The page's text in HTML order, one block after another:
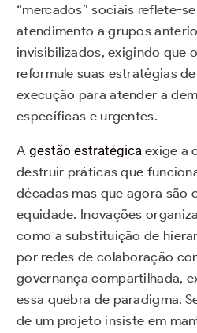
“mercados” sociais reflete-
atendimento a grupos
invisibilizados, exigindo que
reformule suas estratégias
execução para atender a
específicas e urgentes.
A gestão estratégicaexige a
destruir práticas que
décadas mas que agora são
equidade. Inovações
como a substituição de
por redes de colaboração
governança compartilhada,
essa quebra de paradigma.
de um projeto insiste em